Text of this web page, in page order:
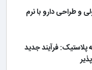
و طراحی دارو با نرم
فرآیند جدید